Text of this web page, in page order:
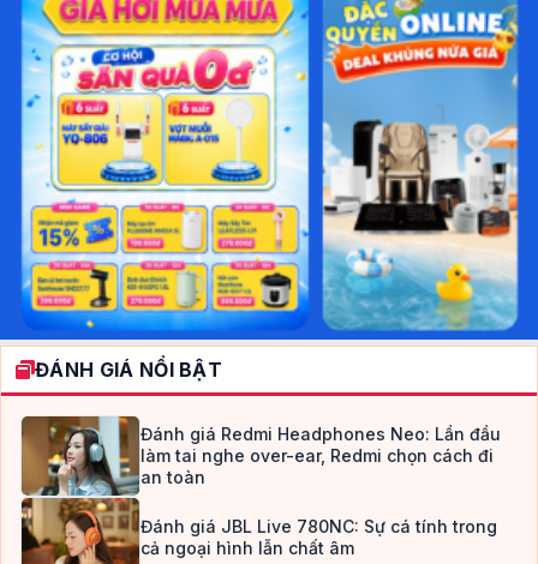
ĐÁNH GIÁ NỔI BẬT
Đánh giá Redmi Headphones Neo: Lần đầu
làm tai nghe over-ear, Redmi chọn cách đi
an toàn
Đánh giá JBL Live 780NC: Sự cá tính trong
cả ngoại hình lẫn chất âm